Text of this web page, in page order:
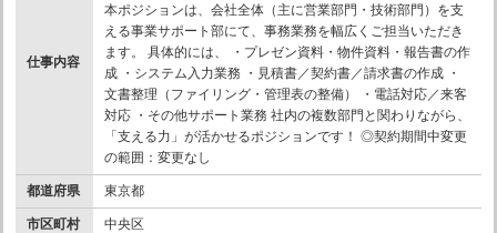
仕事内容
本ポジションは、会社全体（主に営業部門・技術部門）を支
える事業サポート部にて、事務業務を幅広くご担当いただき
ます。 具体的には、 ・プレゼン資料・物件資料・報告書の作
成 ・システム入力業務 ・見積書／契約書／請求書の作成 ・
文書整理（ファイリング・管理表の整備） ・電話対応／来客
対応 ・その他サポート業務 社内の複数部門と関わりながら、
「支える力」が活かせるポジションです！ ◎契約期間中変更
の範囲：変更なし
都道府県 東京都
市区町村 中央区